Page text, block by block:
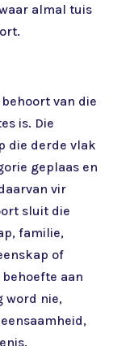
almal tuis
van die
is. Die
die derde vlak
geplaas en
vir
sluit die
familie,
of
aan
word nie,